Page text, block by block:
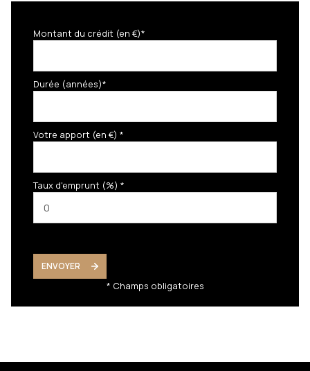
Montant du crédit (en €)*
Durée (années)*
Votre apport (en €) *
Taux d'emprunt (%) *
ENVOYER
* Champs obligatoires